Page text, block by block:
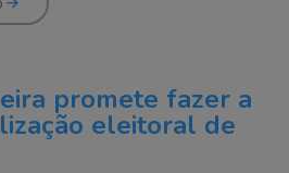
promete fazer a
eleitoral de